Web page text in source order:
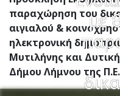
παραχώρηση του
αιγιαλού &
ηλεκτρονική
Μυτιλήνης και
Δήμου Λήμνου της
με